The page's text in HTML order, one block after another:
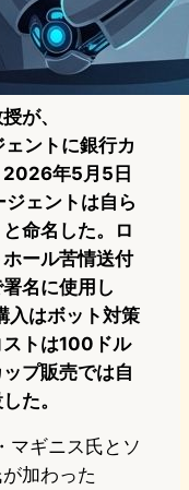
が、
ントに銀行カ
2026年5月5日
ェントは自ら
命名した。ロ
ール苦情送付
名に使用し
入はボット対策
トは100ドル
プ販売では自
た。
マギニス氏とソ
加わった